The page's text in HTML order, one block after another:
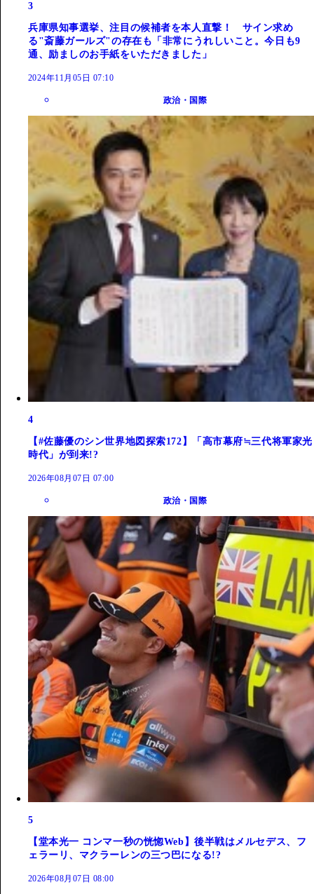
3
兵庫県知事選挙、注目の候補者を本人直撃！ サイン求め
る"斎藤ガールズ"の存在も「非常にうれしいこと。今日も9
通、励ましのお手紙をいただきました」
2024年11月05日 07:10
政治・国際
4
【#佐藤優のシン世界地図探索172】「高市幕府≒三代将軍家光
時代」が到来!?
2026年08月07日 07:00
政治・国際
5
【堂本光一 コンマ一秒の恍惚Web】後半戦はメルセデス、フ
ェラーリ、マクラーレンの三つ巴になる!?
2026年08月07日 08:00